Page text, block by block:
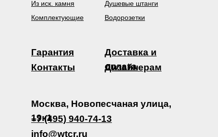
Из иск. камня
Комплектующие
Дизайнерам
Доставка и
оплата
Гарантия
Контакты
Москва, Новопесчаная улица,
19к1
info@wtcr.ru
+7 (495) 940-74-13
Душевые штанги
Водорозетки